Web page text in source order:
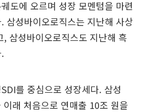
도에 오르며 성장 모멘텀을 마련
삼성바이오로직스는 지난해 사상
, 삼성바이오로직스도 지난해 흑
를 중심으로 성장세다. 삼성
래 처음으로 연매출 10조 원을